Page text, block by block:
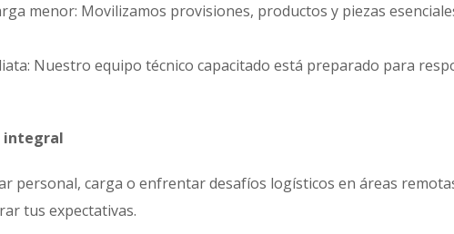
menor: Movilizamos provisiones, productos y piezas
Nuestro equipo técnico capacitado está preparado para
integral
personal, carga o enfrentar desafíos logísticos en áreas
tus expectativas.